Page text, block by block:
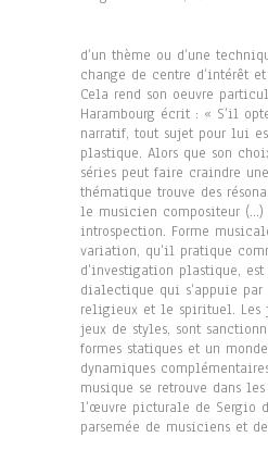
d’un thème ou d’une
change de centre d’intérêt
Cela rend son oeuvre
Harambourg écrit : « S’il
narratif, tout sujet pour lui
plastique. Alors que son
séries peut faire craindre
thématique trouve des
le musicien compositeur (…)
introspection. Forme
variation, qu’il pratique
d’investigation plastique,
dialectique qui s’appuie
religieux et le spirituel. Les
jeux de styles, sont
formes statiques et un
dynamiques
musique se retrouve dans
l’œuvre picturale de Sergio
parsemée de musiciens et de